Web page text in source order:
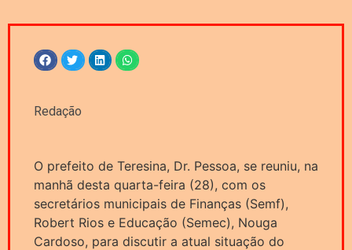
Redação
O prefeito de Teresina, Dr. Pessoa, se reuniu, na
manhã desta quarta-feira (28), com os
secretários municipais de Finanças (Semf),
Robert Rios e Educação (Semec), Nouga
Cardoso, para discutir a atual situação do